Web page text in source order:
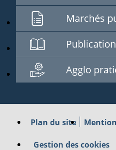
Marchés
Agglo
Plan du site
Gestion des cookies